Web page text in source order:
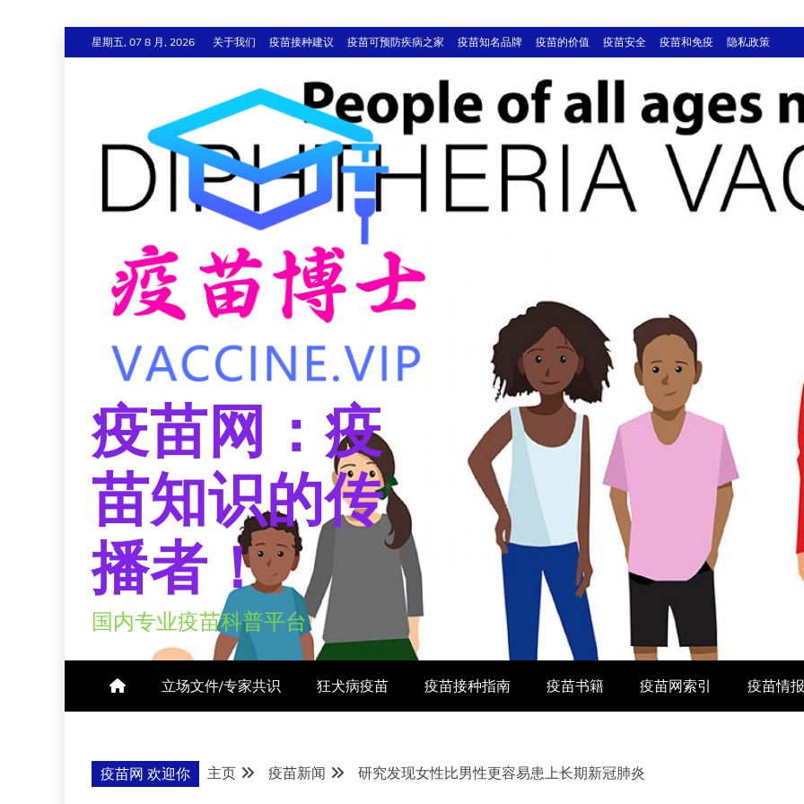
至
星期五, 07 8 月, 2026 关于我们 疫苗接种建议 疫苗可预防疾病之家 疫苗知名品牌 疫苗的价值 疫苗安全 疫苗和免疫 隐私政策
疫苗网：疫
苗知识的传
播者！
国内专业疫苗科普平台
立场文件/专家共识 狂犬病疫苗 疫苗接种指南 疫苗书籍 疫苗网索引 疫苗情
疫苗网 欢迎你 主页 疫苗新闻 研究发现女性比男性更容易患上长期新冠肺炎